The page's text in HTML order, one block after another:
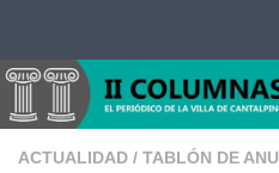
ACTUALIDAD / TABLÓN DE